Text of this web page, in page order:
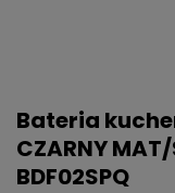
Bateria
CZARNY
BDF02SPQ